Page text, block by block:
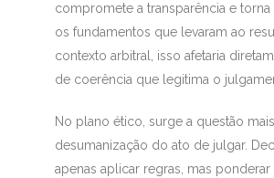
compromete a transparência e
os fundamentos que levaram ao
contexto arbitral, isso afetaria
de coerência que legitima o
No plano ético, surge a questão
desumanização do ato de julgar.
apenas aplicar regras, mas ponderar